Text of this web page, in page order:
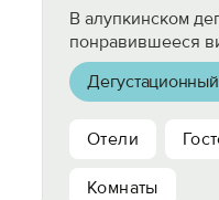
В алупкинском
понравившееся
Отели
Комнаты